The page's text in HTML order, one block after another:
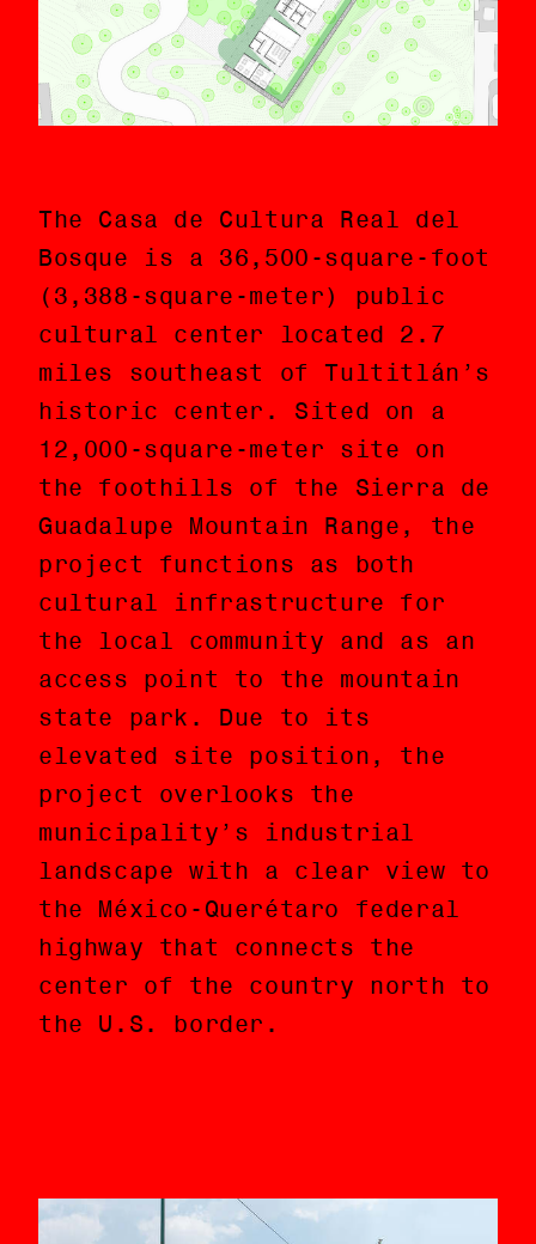
The Casa de Cultura Real del
Bosque is a 36,500-square-foot
(3,388-square-meter) public
cultural center located 2.7
miles southeast of Tultitlán’s
historic center. Sited on a
12,000-square-meter site on
the foothills of the Sierra de
Guadalupe Mountain Range, the
project functions as both
cultural infrastructure for
the local community and as an
access point to the mountain
state park. Due to its
elevated site position, the
project overlooks the
municipality’s industrial
landscape with a clear view to
the México-Querétaro federal
highway that connects the
center of the country north to
the U.S. border.
La Casa de Cultura Real del
Bosque es un centro cultural
público de 3,388 metros
cuadrados localizado a 4.3
kilómetros al sureste del
centro histórico de Tultitlán.
Emplazado en un terreno de
12,000 metros cuadrados en las
faldas de la Sierra de
Guadalupe, el proyecto opera
al mismo tiempo como
infraestructura cultural para
la comunidad local y como
punto de acceso al parque
estatal de la sierra. Debido a
la posición elevada de su
sitio, el proyecto tiene
vistas sobre el paisaje
industrial del municipio y de
la carretera federal México-
Querétaro que conecta el
centro del país con la